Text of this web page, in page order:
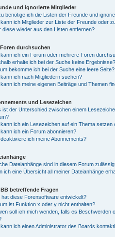
und ignorierte Mitglieder
benötige ich die Listen der Freunde und
ich Mitglieder zur Liste der Freunde oder
diese wieder aus den Listen entfernen?
durchsuchen
ich ein Forum oder mehrere Foren
erhalte ich bei der Suche keine Ergebnisse?
bekomme ich bei der Suche eine leere Seite?
ich nach Mitgliedern suchen?
ich meine eigenen Beiträge und Themen
und Lesezeichen
ist der Unterschied zwischen einem
ich ein Lesezeichen auf ein Thema setzen
ich ein Forum abonnieren?
ich meine Abonnements?
Dateianhänge sind in diesem Forum
ich eine Übersicht all meiner Dateianhänge
betreffende Fragen
hat diese Forensoftware entwickelt?
ist Funktion x oder y nicht enthalten?
soll ich mich wenden, falls es Beschwerden
ich einen Administrator des Boards